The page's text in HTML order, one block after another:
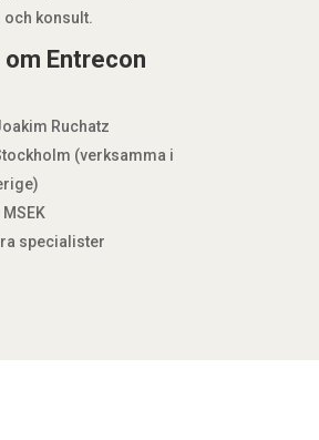
och konsult.
Entrecon
Ruchatz
(verksamma i
MSEK
specialister